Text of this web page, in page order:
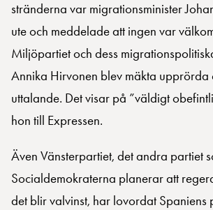
stränderna var migrationsminister
ute och meddelade att ingen var
Miljöpartiet och dess
Annika Hirvonen blev mäkta upprörda
uttalande. Det visar på ”väldigt
hon till Expressen.
Även Vänsterpartiet, det andra partiet
Socialdemokraterna planerar att
det blir valvinst, har lovordat Spaniens